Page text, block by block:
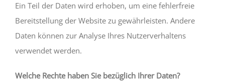
Ein Teil der Daten wird erhoben, um eine fehlerfreie
Bereitstellung der Website zu gewährleisten. Andere
Daten können zur Analyse Ihres Nutzerverhaltens
verwendet werden.
Welche Rechte haben Sie bezüglich Ihrer Daten?